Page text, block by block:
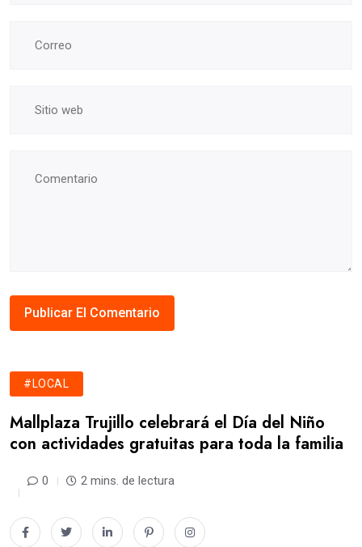
#LOCAL
Mallplaza Trujillo celebrará el Día del Niño
con actividades gratuitas para toda la familia
0 2 mins. de lectura